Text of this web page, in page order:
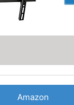
Amazon